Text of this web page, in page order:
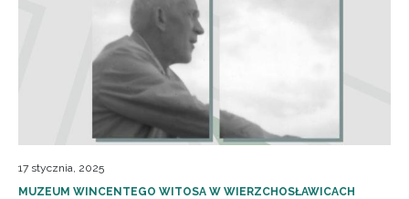
17 stycznia, 2025
MUZEUM WINCENTEGO WITOSA W WIERZCHOSŁAWICACH